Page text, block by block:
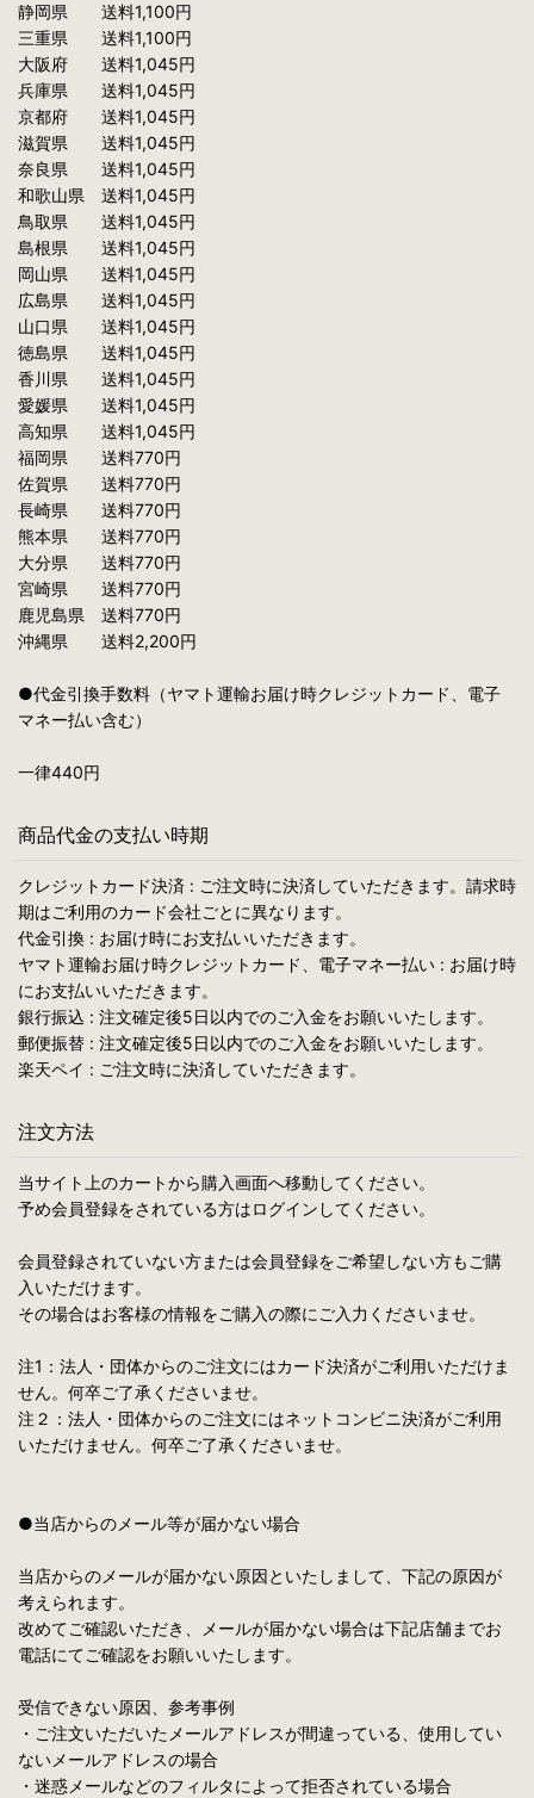
静岡県 送料1,100円
三重県 送料1,100円
大阪府 送料1,045円
兵庫県 送料1,045円
京都府 送料1,045円
滋賀県 送料1,045円
奈良県 送料1,045円
和歌山県 送料1,045円
鳥取県 送料1,045円
島根県 送料1,045円
岡山県 送料1,045円
広島県 送料1,045円
山口県 送料1,045円
徳島県 送料1,045円
香川県 送料1,045円
愛媛県 送料1,045円
高知県 送料1,045円
福岡県 送料770円
佐賀県 送料770円
長崎県 送料770円
熊本県 送料770円
大分県 送料770円
宮崎県 送料770円
鹿児島県 送料770円
沖縄県 送料2,200円
●代金引換手数料（ヤマト運輸お届け時クレジットカード、電子
マネー払い含む）
一律440円
商品代金の支払い時期
クレジットカード決済 : ご注文時に決済していただきます。請求時
期はご利用のカード会社ごとに異なります。
代金引換 : お届け時にお支払いいただきます。
ヤマト運輸お届け時クレジットカード、電子マネー払い : お届け時
にお支払いいただきます。
銀行振込 : 注文確定後5日以内でのご入金をお願いいたします。
郵便振替 : 注文確定後5日以内でのご入金をお願いいたします。
楽天ペイ : ご注文時に決済していただきます。
注文方法
当サイト上のカートから購入画面へ移動してください。
予め会員登録をされている方はログインしてください。
会員登録されていない方または会員登録をご希望しない方もご購
入いただけます。
その場合はお客様の情報をご購入の際にご入力くださいませ。
注1：法人・団体からのご注文にはカード決済がご利用いただけま
せん。何卒ご了承くださいませ。
注２：法人・団体からのご注文にはネットコンビニ決済がご利用
いただけません。何卒ご了承くださいませ。
●当店からのメール等が届かない場合
当店からのメールが届かない原因といたしまして、下記の原因が
考えられます。
改めてご確認いただき、メールが届かない場合は下記店舗までお
電話にてご確認をお願いいたします。
受信できない原因、参考事例
・ご注文いただいたメールアドレスが間違っている、使用してい
ないメールアドレスの場合
・迷惑メールなどのフィルタによって拒否されている場合